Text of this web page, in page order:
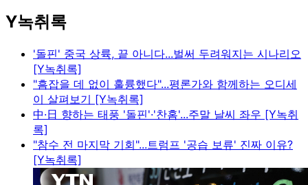
Y녹취록
'돌핀' 중국 상륙, 끝 아니다...벌써 두려워지는 시나리오
[Y녹취록]
"흠잡을 데 없이 훌륭했다"...평론가와 함께하는 오디세
이 살펴보기 [Y녹취록]
中·日 향하는 태풍 '돌핀'·'찬홈'...주말 날씨 좌우 [Y녹취
록]
"참수 전 마지막 기회"...트럼프 '공습 보류' 진짜 이유?
[Y녹취록]